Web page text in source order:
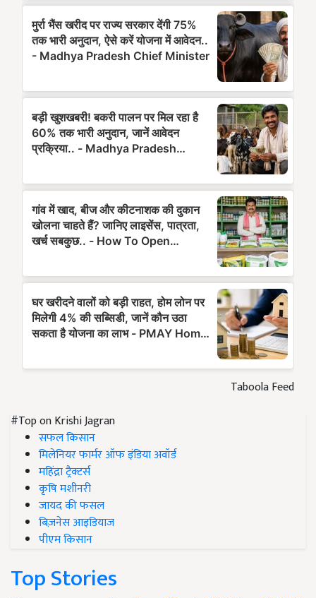
Taboola Feed
#Top on Krishi Jagran
सफल किसान
मिलेनियर फार्मर ऑफ इंडिया अवॉर्ड
महिंद्रा ट्रैक्टर्स
कृषि मशीनरी
जायद की फसल
बिज़नेस आइडियाज
पीएम किसान
Top Stories